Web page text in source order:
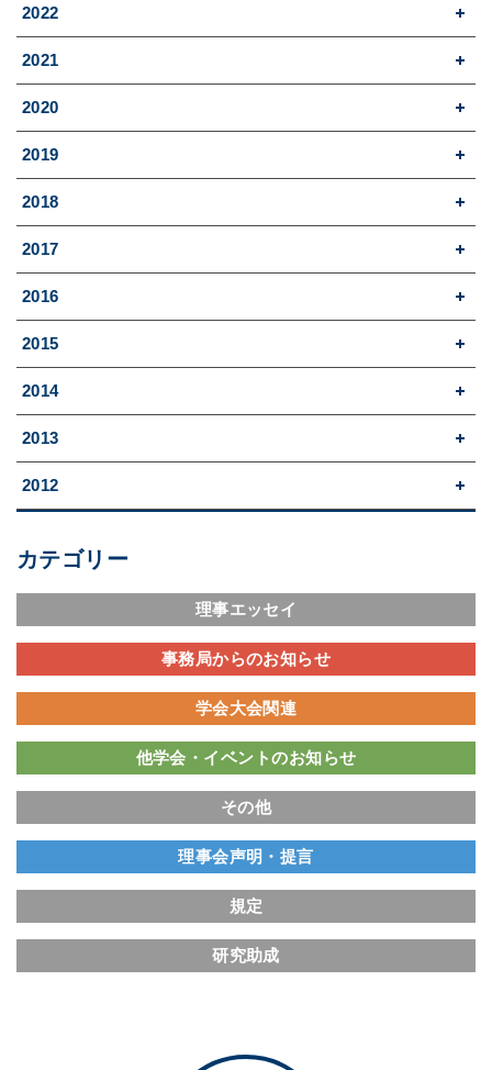
2022
2021
2020
2019
2018
2017
2016
2015
2014
2013
2012
カテゴリー
理事エッセイ
事務局からのお知らせ
学会大会関連
他学会・イベントのお知らせ
その他
理事会声明・提言
規定
研究助成